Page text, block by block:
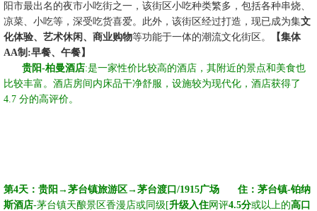
阳市最出名的夜市小吃街之一，该街区小吃种类繁多，包括各种串烧、
凉菜、小吃等，深受吃货喜爱。此外，该街区经过打造，现已成为集文
化体验、艺术休闲、商业购物等功能于一体的潮流文化街区 。
【集体
AA制:早餐、午餐】
贵阳-柏曼酒店:是一家性价比较高的酒店，其附近的景点和美食也
比较丰富。酒店房间内床品干净舒服，设施较为现代化，酒店获得了
4.7 分的高评价。
第4天： 贵阳 → 茅台镇旅游区→茅台渡口/1915广场 住： 茅台镇-铂纳
斯酒店-茅台镇天酿景区香漫店或同级 [升级入住网评4.5分或以上的高口